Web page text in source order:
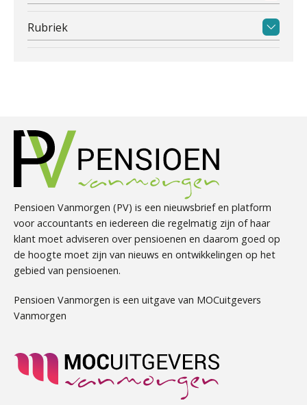
Rubriek
Pensioen Vanmorgen (PV) is een nieuwsbrief en platform
voor accountants en iedereen die regelmatig zijn of haar
klant moet adviseren over pensioenen en daarom goed op
de hoogte moet zijn van nieuws en ontwikkelingen op het
gebied van pensioenen.
Pensioen Vanmorgen is een uitgave van MOCuitgevers
Vanmorgen